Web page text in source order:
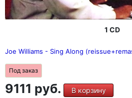
1 CD
Joe Williams - Sing Along
Под заказ
9111 руб. В корзину